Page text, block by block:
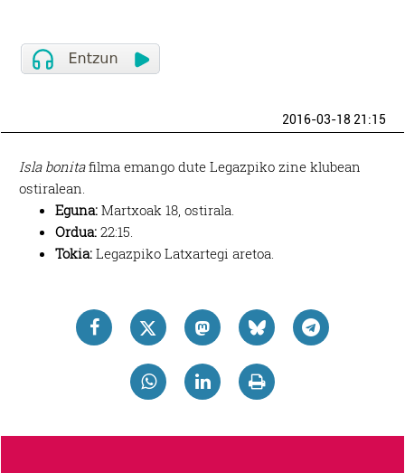
2016-03-18 21:15
Isla bonitafilma emango dute Legazpiko zine klubean
ostiralean.
Eguna: Martxoak 18, ostirala.
Ordua: 22:15.
Tokia: Legazpiko Latxartegi aretoa.